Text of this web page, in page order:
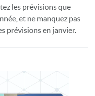
les prévisions que
et ne manquez pas
prévisions en janvier.